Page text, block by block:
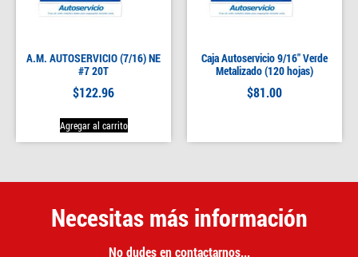
A.M. AUTOSERVICIO (7/16) NE
#7 20T
$122.96
Agregar al carrito
Caja Autoservicio 9/16″ Verde
Metalizado (120 hojas)
$81.00
Necesitas más información
No dudes en contactarnos...